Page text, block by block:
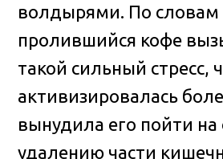
волдырями. По словам
пролившийся кофе
такой сильный стресс,
активизировалась
вынудила его пойти
удалению части